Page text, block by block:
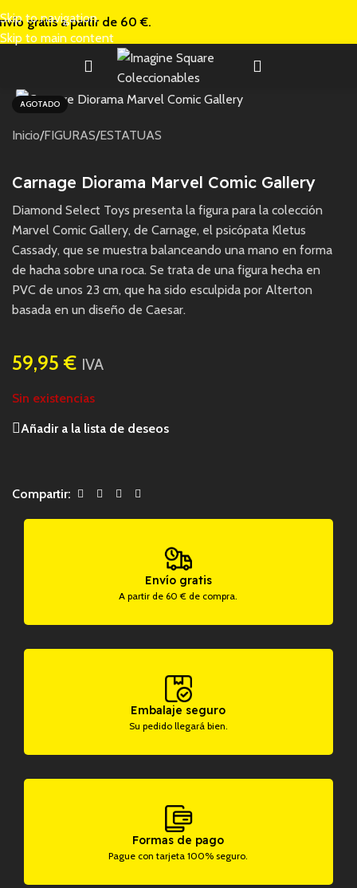
Skip to navigation
Skip to main content
gratis apartir de 60 €.
AGOTADO
Inicio/FIGURAS/ESTATUAS
Carnage Diorama Marvel Comic Gallery
Diamond Select Toys presenta la figura para la colección
Marvel Comic Gallery, de Carnage, el psicópata Kletus
Cassady, que se muestra balanceando una mano en forma
de hacha sobre una roca. Se trata de una figura hecha en
PVC de unos 23 cm, que ha sido esculpida por Alterton
basada en un diseño de Caesar.
59,95 € IVA
Sin existencias
Añadir a la lista de deseos
Compartir:
Envío gratis
A partir de 60 € de compra.
Embalaje seguro
Su pedido llegará bien.
Formas de pago
Pague con tarjeta 100% seguro.